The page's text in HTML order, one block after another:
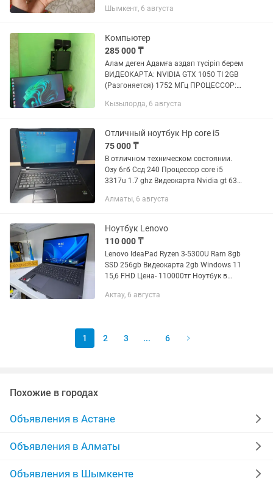
Шымкент, 6 августа
Компьютер
285 000 ₸
Алам деген Адамға аздап түсіріп берем
ВИДЕОКАРТА: NVIDIA GTX 1050 TI 2GB
(Разгоняется) 1752 МГц ПРОЦЕССОР:
128Гб (SSD - старт запуска 15 Секунд )
Кызылорда, 6 августа
Отличный ноутбук Hp core i5
75 000 ₸
В отличном техническом состоянии.
Озу 6гб Ссд 240 Процессор core i5
3317u 1.7 ghz Видеокарта Nvidia gt 630
Торг небольшой Отлично подойдет
Алматы, 6 августа
Ноутбук Lenovo
110 000 ₸
Lenovo IdeaPad Ryzen 3-5300U Ram 8gb
SSD 256gb Видеокарта 2gb Windows 11
15,6 FHD Цена- 110000тг Ноутбук в
наличку космическая скидка!!!
Актау, 6 августа
1 2 3 ... 6
Похожие в городах
Объявления в Астане
Объявления в Алматы
Объявления в Шымкенте